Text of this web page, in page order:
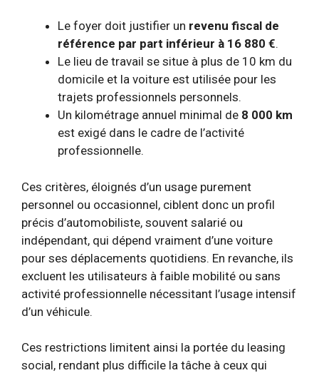
Le foyer doit justifier un revenu fiscal de
référence par part inférieur à 16 880 €.
Le lieu de travail se situe à plus de 10 km du
domicile et la voiture est utilisée pour les
trajets professionnels personnels.
Un kilométrage annuel minimal de 8 000 km
est exigé dans le cadre de l’activité
professionnelle.
Ces critères, éloignés d’un usage purement
personnel ou occasionnel, ciblent donc un profil
précis d’automobiliste, souvent salarié ou
indépendant, qui dépend vraiment d’une voiture
pour ses déplacements quotidiens. En revanche, ils
excluent les utilisateurs à faible mobilité ou sans
activité professionnelle nécessitant l’usage intensif
d’un véhicule.
Ces restrictions limitent ainsi la portée du leasing
social, rendant plus difficile la tâche à ceux qui